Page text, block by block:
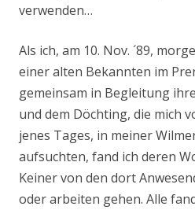
verwenden…
Als ich, am 10. Nov. ´89,
einer alten Bekannten im
gemeinsam in Begleitung
und dem Döchting, die mich
jenes Tages, in meiner
aufsuchten, fand ich deren
Keiner von den dort
oder arbeiten gehen. Alle